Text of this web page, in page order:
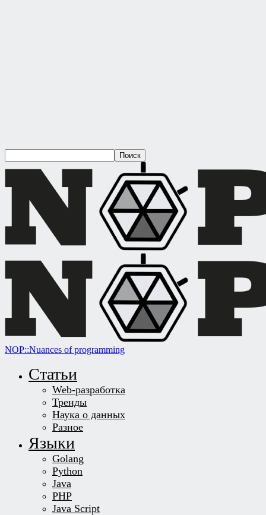
NOP::Nuances of programming
Статьи
Web-разработка
Тренды
Наука о данных
Разное
Языки
Golang
Python
Java
PHP
Java Script